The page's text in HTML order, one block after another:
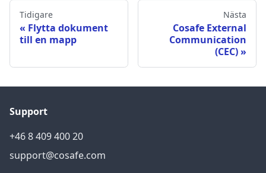
Tidigare
Flytta dokument
till en mapp
Nästa
Cosafe External
Communication
(CEC)
Support
+46 8 409 400 20
support@cosafe.com